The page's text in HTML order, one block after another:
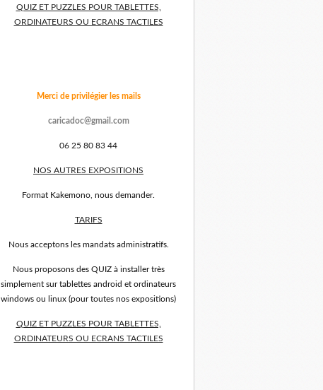
QUIZ ET PUZZLES POUR TABLETTES,
ORDINATEURS OU ECRANS TACTILES
Merci de privilégier les mails
caricadoc@gmail.com
06 25 80 83 44
NOS AUTRES EXPOSITIONS
Format Kakemono, nous demander.
TARIFS
Nous acceptons les mandats administratifs.
Nous proposons des QUIZ à installer très
simplement sur tablettes android et ordinateurs
windows ou linux (pour toutes nos expositions)
QUIZ ET PUZZLES POUR TABLETTES,
ORDINATEURS OU ECRANS TACTILES